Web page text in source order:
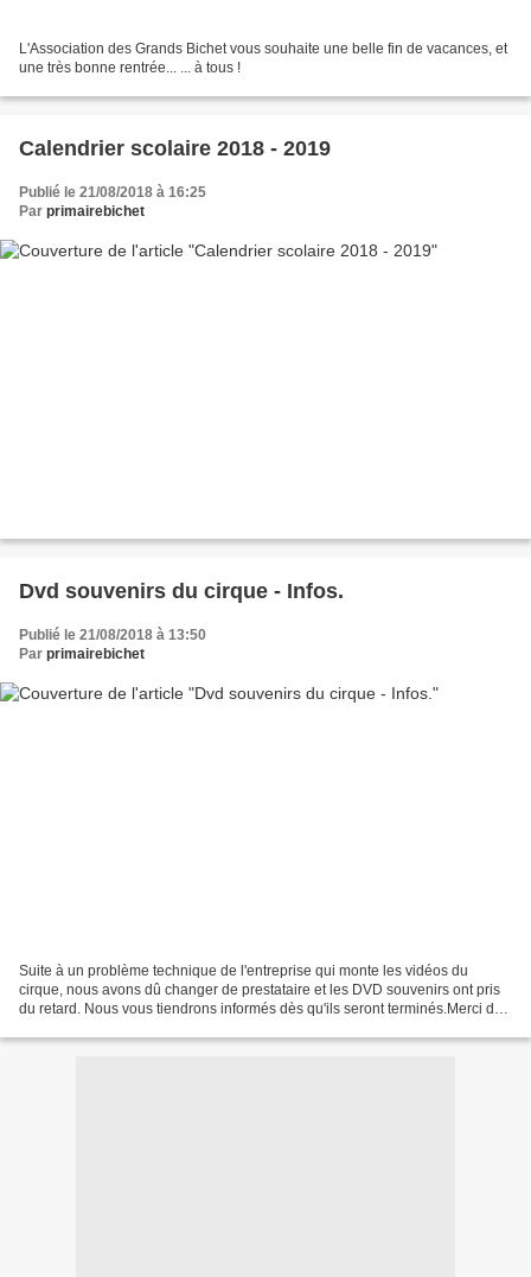
L'Association des Grands Bichet vous souhaite une belle fin de vacances, et
une très bonne rentrée... ... à tous !
Calendrier scolaire 2018 - 2019
Publié le 21/08/2018 à 16:25
Par primairebichet
Dvd souvenirs du cirque - Infos.
Publié le 21/08/2018 à 13:50
Par primairebichet
Suite à un problème technique de l'entreprise qui monte les vidéos du
cirque, nous avons dû changer de prestataire et les DVD souvenirs ont pris
du retard. Nous vous tiendrons informés dès qu'ils seront terminés.Merci de